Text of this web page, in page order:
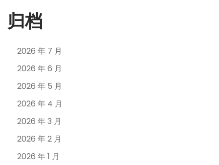
归档
2026 年 7 月
2026 年 6 月
2026 年 5 月
2026 年 4 月
2026 年 3 月
2026 年 2 月
2026 年 1 月